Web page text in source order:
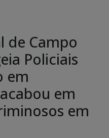
de Campo
Policiais
em
em
em